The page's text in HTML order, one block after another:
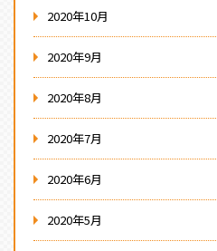
2020年10月
2020年9月
2020年8月
2020年7月
2020年6月
2020年5月